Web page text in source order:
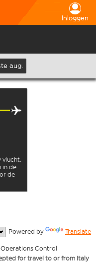
Inloggen
aug.
vlucht.
in de
de
Powered by Translate
Control
for travel to or from Italy